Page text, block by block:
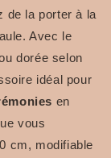
de la porter à la
Avec le
dorée selon
idéal pour
en
vous
cm, modifiable